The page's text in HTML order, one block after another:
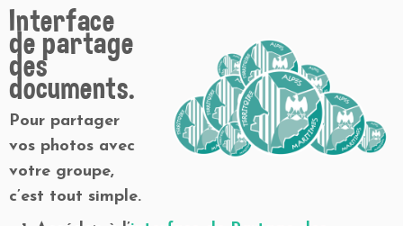
Interface
de partage
des
documents.
Pour partager
vos photos avec
votre groupe,
c’est tout simple.